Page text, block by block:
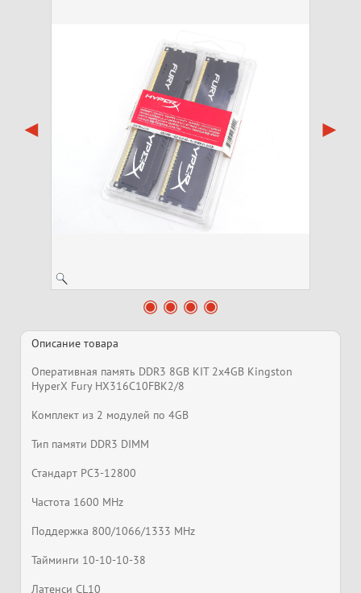
Описание товара
Оперативная память DDR3 8GB KIT 2x4GB Kingston
HyperX Fury HX316C10FBK2/8
Комплект из 2 модулей по 4GB
Тип памяти DDR3 DIMM
Стандарт PC3-12800
Частота 1600 MHz
Поддержка 800/1066/1333 MHz
Тайминги 10-10-10-38
Латенси CL10